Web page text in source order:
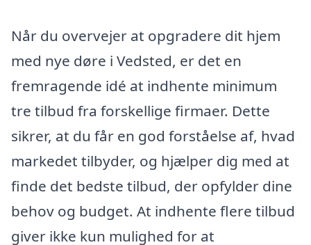
Når du overvejer at opgradere dit hjem
med nye døre i Vedsted, er det en
fremragende idé at indhente minimum
tre tilbud fra forskellige firmaer. Dette
sikrer, at du får en god forståelse af, hvad
markedet tilbyder, og hjælper dig med at
finde det bedste tilbud, der opfylder dine
behov og budget. At indhente flere tilbud
giver ikke kun mulighed for at